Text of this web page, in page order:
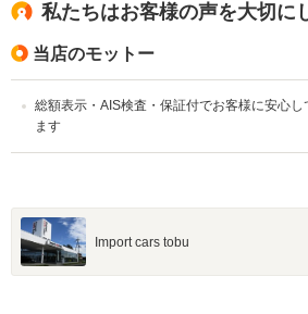
私たちはお客様の声を大切に
当店のモットー
総額表示・AIS検査・保証付でお客様に安心
ます
Import cars tobu